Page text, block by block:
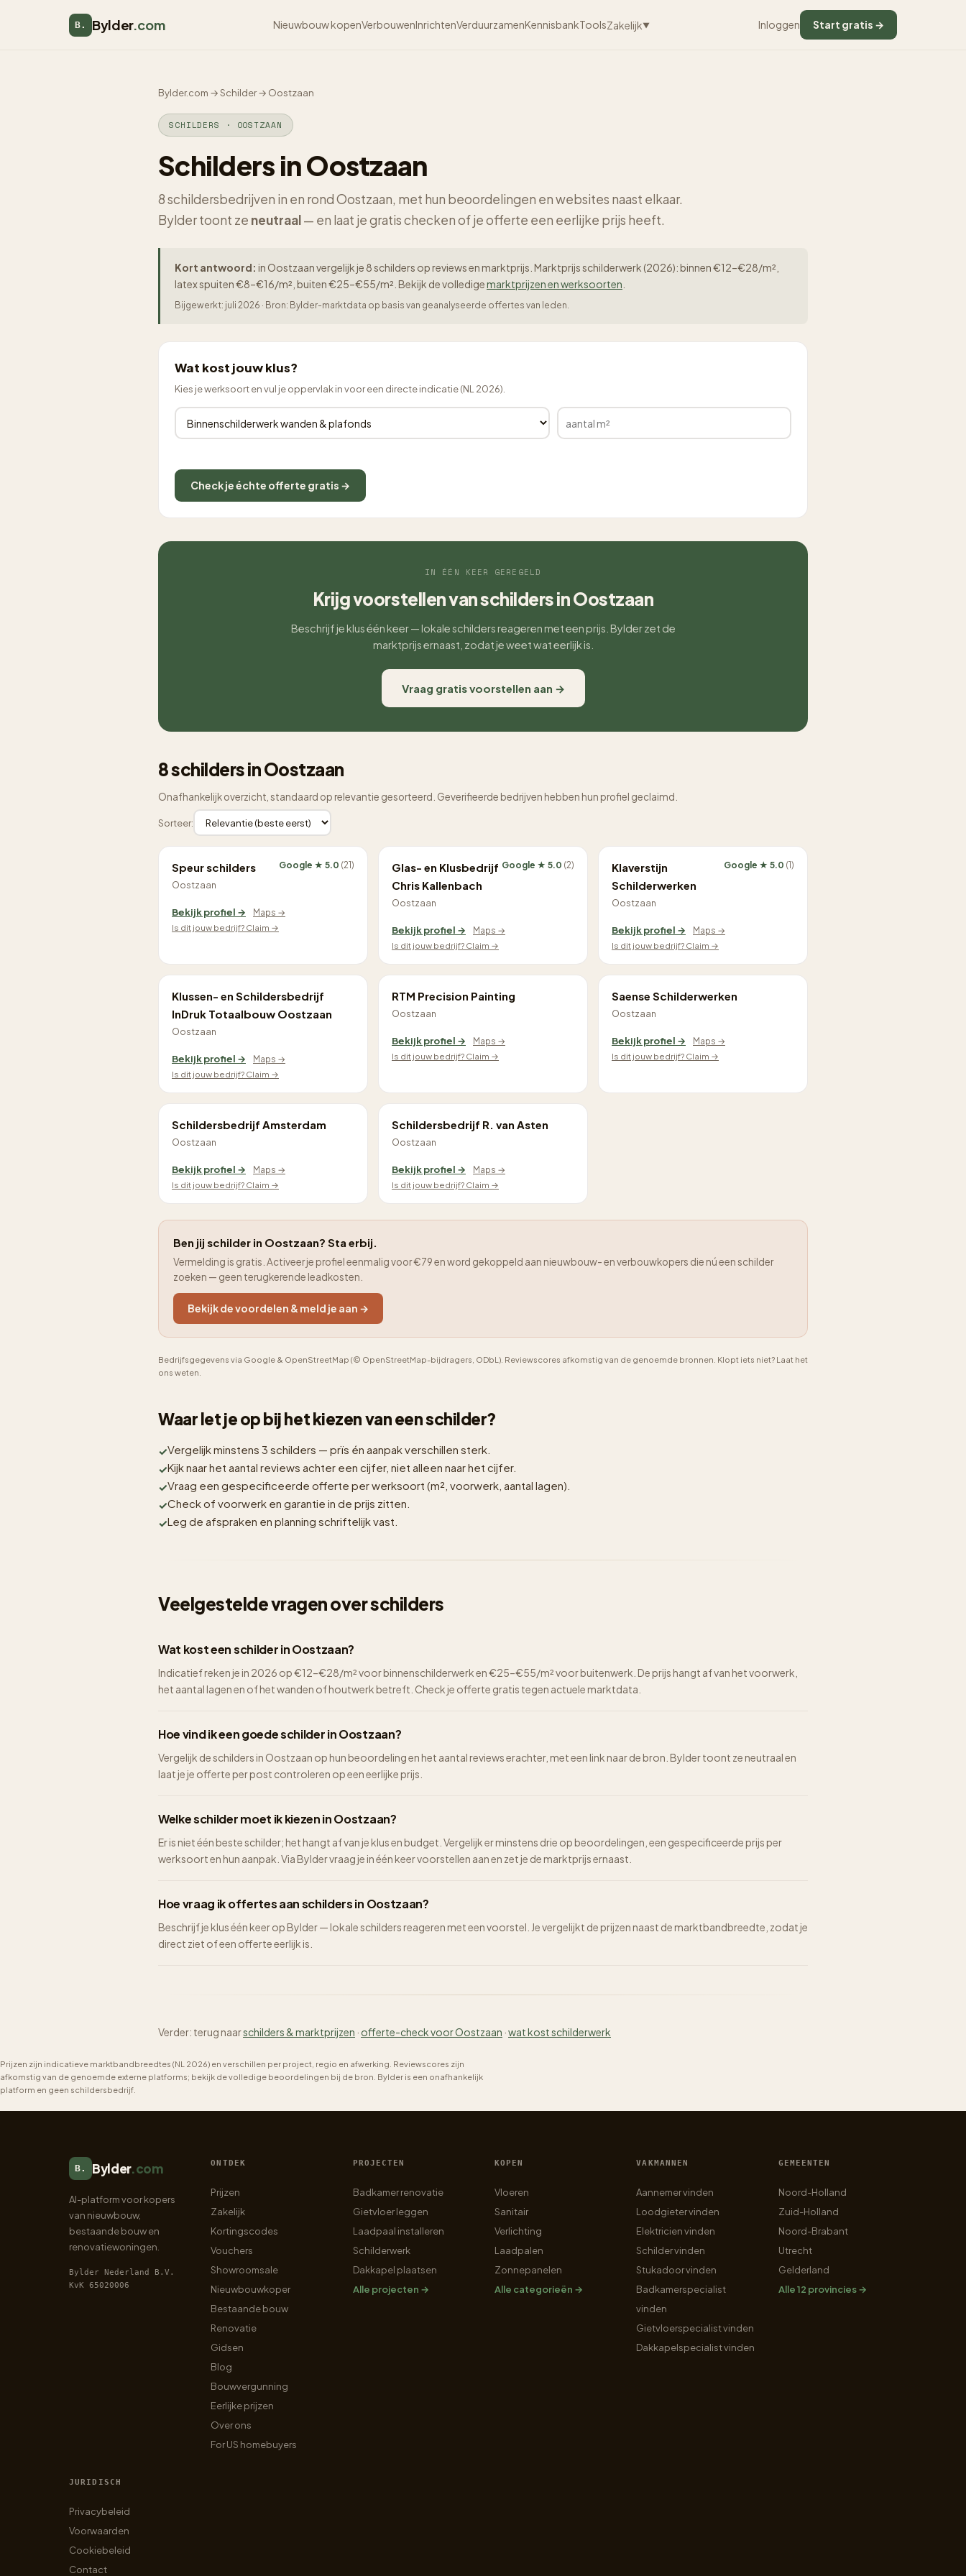
B. Bylder.com Nieuwbouw kopenVerbouwenInrichtenVerduurzamenKennisbankToolsZakelijk▼ Inloggen Start gratis →
Bylder.com →Schilder→ Oostzaan
SCHILDERS · OOSTZAAN
Schilders in Oostzaan
8 schildersbedrijven in en rond Oostzaan, met hun beoordelingen en websites naast elkaar.
Bylder toont ze neutraal— en laat je gratis checken of je offerte een eerlijke prijs heeft.
Kort antwoord: in Oostzaan vergelijk je 8 schilders op reviews en marktprijs. Marktprijs schilderwerk (2026): binnen €12–€28/m²,
latex spuiten €8–€16/m², buiten €25–€55/m². Bekijk de volledigemarktprijzen en werksoorten
Bijgewerkt: juli 2026 · Bron: Bylder-marktdata op basis van geanalyseerde offertes van leden.
Wat kost jouw klus?
Kies je werksoort en vul je oppervlak in voor een directe indicatie (NL 2026).
Check je échte offerte gratis →
IN ÉÉN KEER GEREGELD
Krijg voorstellen van schilders in Oostzaan
Beschrijf je klus één keer — lokale schilders reageren met een prijs. Bylder zet de
marktprijs ernaast, zodat je weet wat eerlijk is.
Vraag gratis voorstellen aan →
8 schilders in Oostzaan
Onafhankelijk overzicht, standaard op relevantie gesorteerd. Geverifieerde bedrijven hebben hun profiel geclaimd.
Sorteer:
Speur schilders
Oostzaan
Google ★ 5.0 (21)
Bekijk profiel →
Maps →
Is dit jouw bedrijf? Claim →
Glas- en Klusbedrijf
Chris Kallenbach
Oostzaan
Google ★ 5.0 (2)
Bekijk profiel →
Maps →
Is dit jouw bedrijf? Claim →
Klaverstijn
Schilderwerken
Oostzaan
Google ★ 5.0 (1)
Bekijk profiel →
Maps →
Is dit jouw bedrijf? Claim →
Klussen- en Schildersbedrijf
InDruk Totaalbouw Oostzaan
Oostzaan
Bekijk profiel →
Maps →
Is dit jouw bedrijf? Claim →
RTM Precision Painting
Oostzaan
Bekijk profiel →
Maps →
Is dit jouw bedrijf? Claim →
Saense Schilderwerken
Oostzaan
Bekijk profiel →
Maps →
Is dit jouw bedrijf? Claim →
Schildersbedrijf Amsterdam
Oostzaan
Bekijk profiel →
Maps →
Is dit jouw bedrijf? Claim →
Schildersbedrijf R. van Asten
Oostzaan
Bekijk profiel →
Maps →
Is dit jouw bedrijf? Claim →
Ben jij schilder in Oostzaan? Sta erbij.
Vermelding is gratis. Activeer je profiel eenmalig voor €79 en word gekoppeld aan nieuwbouw- en verbouwkopers die nú een schilder
zoeken — geen terugkerende leadkosten.
Bekijk de voordelen & meld je aan →
Bedrijfsgegevens via Google & OpenStreetMap (© OpenStreetMap-bijdragers, ODbL). Reviewscores afkomstig van de genoemde bronnen. Klopt iets niet? Laat het
ons weten.
Waar let je op bij het kiezen van een schilder?
Vergelijk minstens 3 schilders — prïs én aanpak verschillen sterk.
Kijk naar het aantal reviews achter een cijfer, niet alleen naar het cijfer.
Vraag een gespecificeerde offerte per werksoort (m², voorwerk, aantal lagen).
Check of voorwerk en garantie in de prijs zitten.
Leg de afspraken en planning schriftelijk vast.
Veelgestelde vragen over schilders
Wat kost een schilder in Oostzaan?
Indicatief reken je in 2026 op €12–€28/m² voor binnenschilderwerk en €25–€55/m² voor buitenwerk. De prijs hangt af van het voorwerk,
het aantal lagen en of het wanden of houtwerk betreft. Check je offerte gratis tegen actuele marktdata.
Hoe vind ik een goede schilder in Oostzaan?
Vergelijk de schilders in Oostzaan op hun beoordeling en het aantal reviews erachter, met een link naar de bron. Bylder toont ze neutraal en
laat je je offerte per post controleren op een eerlijke prijs.
Welke schilder moet ik kiezen in Oostzaan?
Er is niet één beste schilder; het hangt af van je klus en budget. Vergelijk er minstens drie op beoordelingen, een gespecificeerde prijs per
werksoort en hun aanpak. Via Bylder vraag je in één keer voorstellen aan en zet je de marktprijs ernaast.
Hoe vraag ik offertes aan schilders in Oostzaan?
Beschrijf je klus één keer op Bylder — lokale schilders reageren met een voorstel. Je vergelijkt de prijzen naast de marktbandbreedte, zodat je
direct ziet of een offerte eerlijk is.
Verder: terug naarschilders & marktprijzen · offerte-check voor Oostzaan ·wat kost schilderwerk
Prijzen zijn indicatieve marktbandbreedtes (NL 2026) en verschillen per project, regio en afwerking. Reviewscores zijn
afkomstig van de genoemde externe platforms; bekijk de volledige beoordelingen bij de bron. Bylder is een onafhankelijk
platform en geen schildersbedrijf.
B. Bylder.com
AI-platform voor kopers
van nieuwbouw,
bestaande bouw en
renovatiewoningen.
Bylder Nederland B.V.
KvK 65020006
ONTDEK
Prijzen
Zakelijk
Kortingscodes
Vouchers
Showroomsale
Nieuwbouwkoper
Bestaande bouw
Renovatie
Gidsen
Blog
Bouwvergunning
Eerlijke prijzen
Over ons
For US homebuyers
PROJECTEN
Badkamer renovatie
Gietvloer leggen
Laadpaal installeren
Schilderwerk
Dakkapel plaatsen
Alle projecten →
KOPEN
Vloeren
Sanitair
Verlichting
Laadpalen
Zonnepanelen
Alle categorieën →
VAKMANNEN
Aannemer vinden
Loodgieter vinden
Elektricien vinden
Schilder vinden
Stukadoor vinden
Badkamerspecialist
vinden
Gietvloerspecialist vinden
Dakkapelspecialist vinden
GEMEENTEN
Noord-Holland
Zuid-Holland
Noord-Brabant
Utrecht
Gelderland
Alle 12 provincies →
JURIDISCH
Privacybeleid
Voorwaarden
Cookiebeleid
Contact